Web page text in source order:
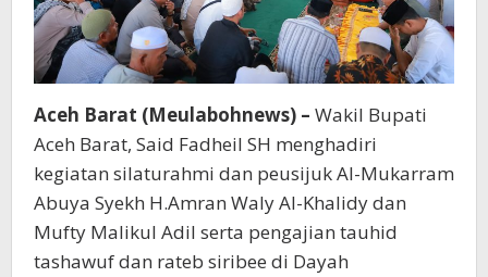
Aceh Barat (Meulabohnews) – Wakil Bupati
Aceh Barat, Said Fadheil SH menghadiri
kegiatan silaturahmi dan peusijuk Al-Mukarram
Abuya Syekh H.Amran Waly Al-Khalidy dan
Mufty Malikul Adil serta pengajian tauhid
tashawuf dan rateb siribee di Dayah